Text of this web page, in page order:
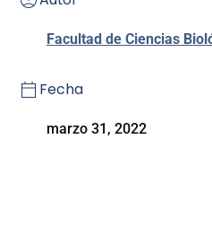
Facultad de Ciencias
Fecha
marzo 31, 2022